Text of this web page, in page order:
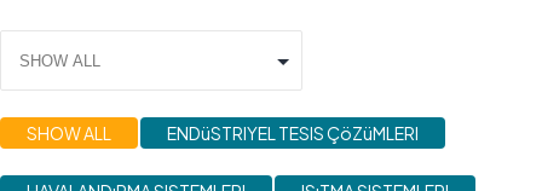
SHOW ALL ENDüSTRIYEL TESIS ÇöZüMLERI